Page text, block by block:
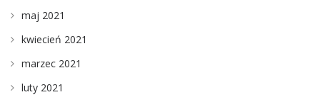
maj 2021
kwiecień 2021
marzec 2021
luty 2021